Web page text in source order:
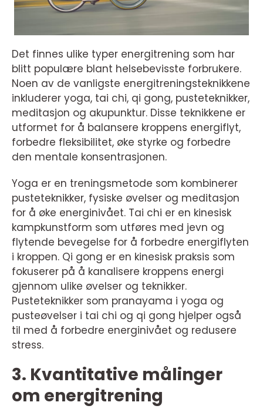
Det finnes ulike typer energitrening som har
blitt populære blant helsebevisste forbrukere.
Noen av de vanligste energitreningsteknikkene
inkluderer yoga, tai chi, qi gong, pusteteknikker,
meditasjon og akupunktur. Disse teknikkene er
utformet for å balansere kroppens energiflyt,
forbedre fleksibilitet, øke styrke og forbedre
den mentale konsentrasjonen.
Yoga er en treningsmetode som kombinerer
pusteteknikker, fysiske øvelser og meditasjon
for å øke energinivået. Tai chi er en kinesisk
kampkunstform som utføres med jevn og
flytende bevegelse for å forbedre energiflyten
i kroppen. Qi gong er en kinesisk praksis som
fokuserer på å kanalisere kroppens energi
gjennom ulike øvelser og teknikker.
Pusteteknikker som pranayama i yoga og
pusteøvelser i tai chi og qi gong hjelper også
til med å forbedre energinivået og redusere
stress.
3. Kvantitative målinger
om energitrening